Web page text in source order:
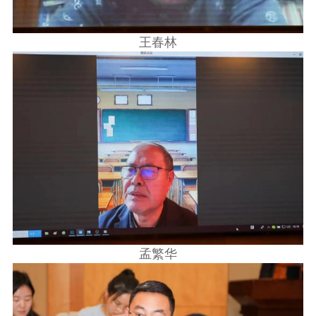
王春林
孟繁华